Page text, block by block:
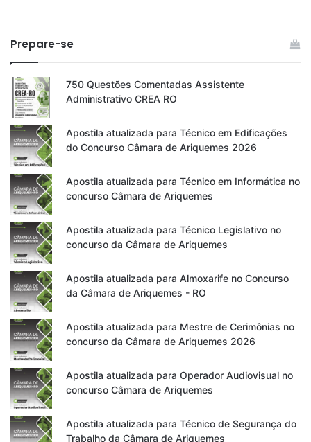
Prepare-se
750 Questões Comentadas Assistente
Administrativo CREA RO
Apostila atualizada para Técnico em Edificações
do Concurso Câmara de Ariquemes 2026
Apostila atualizada para Técnico em Informática no
concurso Câmara de Ariquemes
Apostila atualizada para Técnico Legislativo no
concurso da Câmara de Ariquemes
Apostila atualizada para Almoxarife no Concurso
da Câmara de Ariquemes - RO
Apostila atualizada para Mestre de Cerimônias no
concurso da Câmara de Ariquemes 2026
Apostila atualizada para Operador Audiovisual no
concurso Câmara de Ariquemes
Apostila atualizada para Técnico de Segurança do
Trabalho da Câmara de Ariquemes